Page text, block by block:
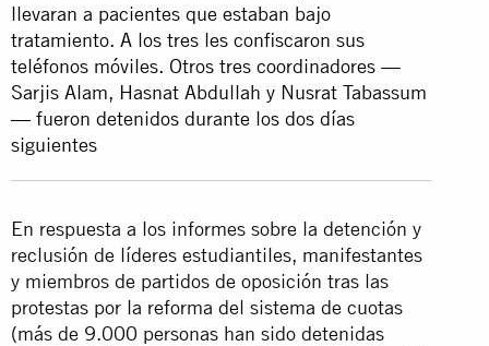
llevaran a pacientes que estaban bajo
tratamiento. A los tres les confiscaron sus
teléfonos móviles. Otros tres coordinadores —
Sarjis Alam, Hasnat Abdullah y Nusrat Tabassum
— fueron detenidos durante los dos días
siguientes
En respuesta a los informes sobre la detención y
reclusión de líderes estudiantiles, manifestantes
y miembros de partidos de oposición tras las
protestas por la reforma del sistema de cuotas
(más de 9.000 personas han sido detenidas